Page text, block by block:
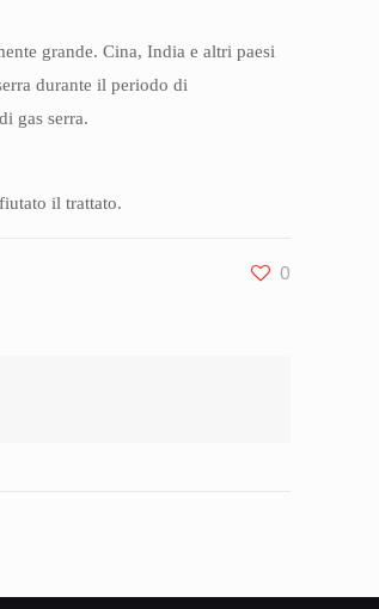
grande. Cina, India e altri paesi
durante il periodo di
gas serra.
il trattato.
0